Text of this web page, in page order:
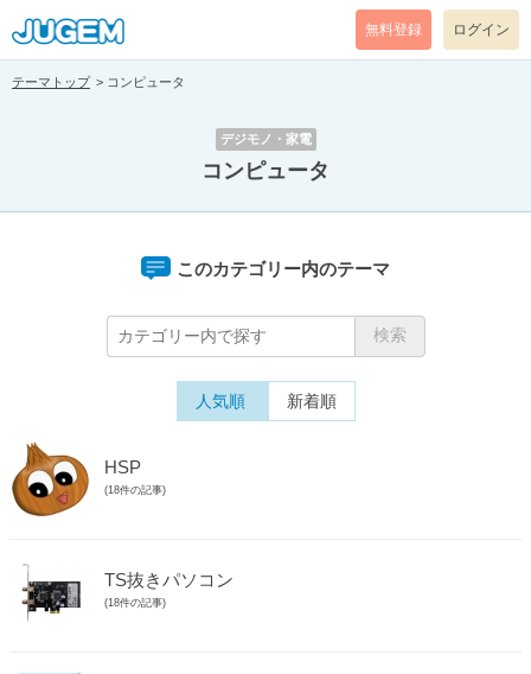
無料登録 ログイン
テーマトップ コンピュータ
デジモノ・家電
コンピュータ
このカテゴリー内のテーマ
人気順 新着順
HSP
(18件の記事)
TS抜きパソコン
(18件の記事)